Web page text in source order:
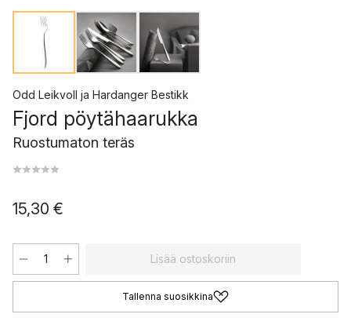
Odd Leikvoll ja Hardanger Bestikk
Fjord pöytähaarukka
Ruostumaton teräs
15,30 €
Lisää ostoskoriin
Tallenna suosikkina